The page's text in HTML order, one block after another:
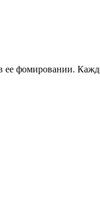
фомировании.